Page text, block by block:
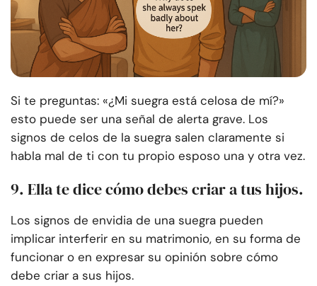
Si te preguntas: «¿Mi suegra está celosa de mí?»
esto puede ser una señal de alerta grave. Los
signos de celos de la suegra salen claramente si
habla mal de ti con tu propio esposo una y otra vez.
9. Ella te dice cómo debes criar a tus hijos.
Los signos de envidia de una suegra pueden
implicar interferir en su matrimonio, en su forma de
funcionar o en expresar su opinión sobre cómo
debe criar a sus hijos.